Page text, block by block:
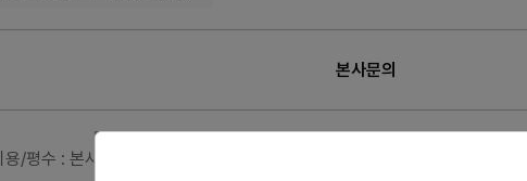
본사문의
용/평수 : 본사문의